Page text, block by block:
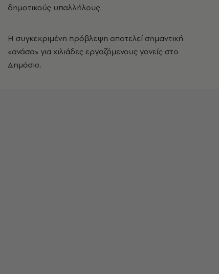
δημοτικούς υπαλλήλους.
Η συγκεκριμένη πρόβλεψη αποτελεί σημαντική
«ανάσα» για χιλιάδες εργαζόμενους γονείς στο
Δημόσιο.